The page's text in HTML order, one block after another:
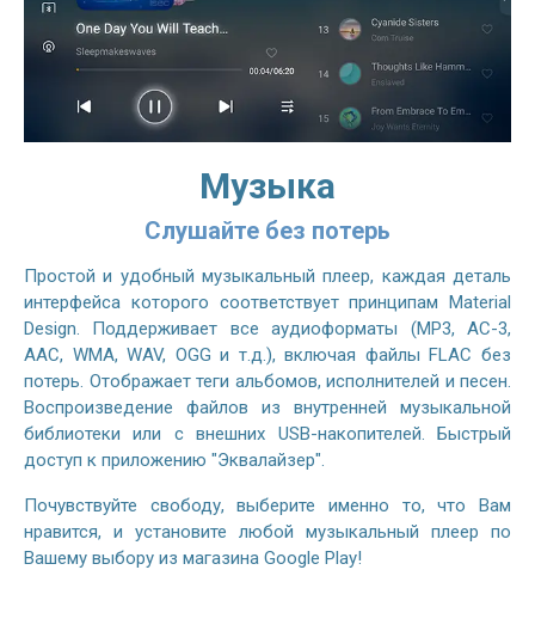
Музыка
Слушайте без потерь
Простой и удобный музыкальный плеер, каждая деталь
интерфейса которого соответствует принципам Material
Design. Поддерживает все аудиоформаты (MP3, AC-3,
AAC, WMA, WAV, OGG и т.д.), включая файлы FLAC без
потерь. Отображает теги альбомов, исполнителей и песен.
Воспроизведение файлов из внутренней музыкальной
библиотеки или с внешних USB-накопителей. Быстрый
доступ к приложению "Эквалайзер".
Почувствуйте свободу, выберите именно то, что Вам
нравится, и установите любой музыкальный плеер по
Вашему выбору из магазина Google Play!